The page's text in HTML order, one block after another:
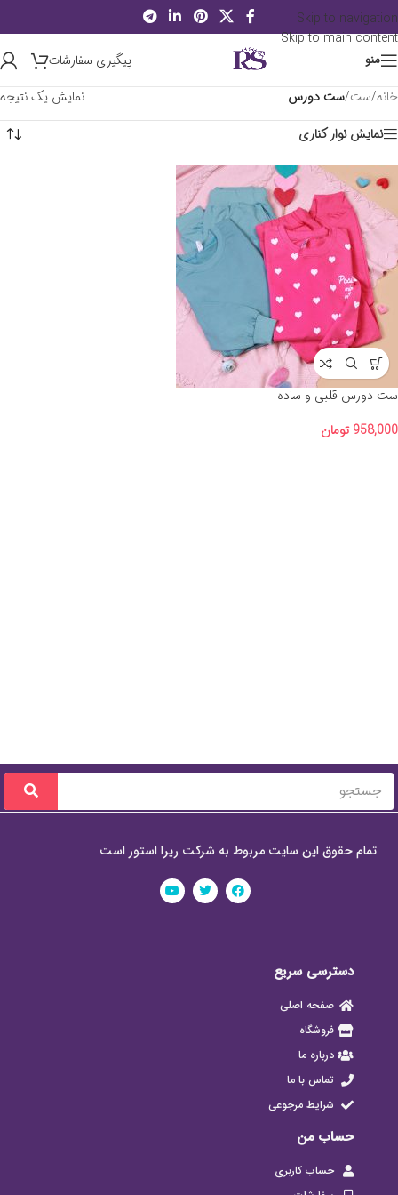
Skip to navigation
Skip to main content
منو
پیگیری سفارشات
خانه/ست/ست دورس
نمایش یک نتیجه
نمایش نوار کناری
ست دورس قلبی و ساده
958,000 تومان
تمام حقوق این سایت مربوط به شرکت ریرا استور است
دسترسی سریع
صفحه اصلی
فروشگاه
درباره ما
تماس با ما
شرایط مرجوعی
حساب من
حساب کاربری